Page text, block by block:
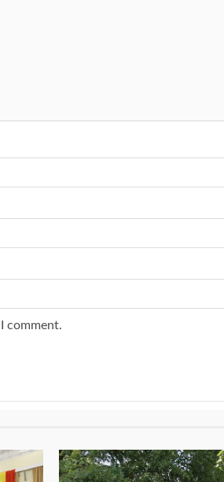
comment.